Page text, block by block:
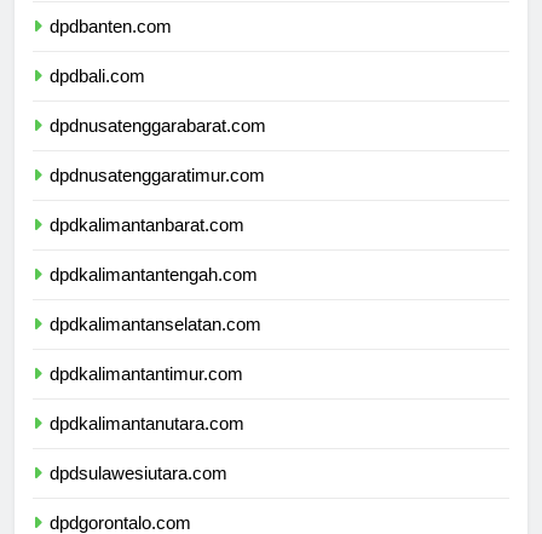
dpdbanten.com
dpdbali.com
dpdnusatenggarabarat.com
dpdnusatenggaratimur.com
dpdkalimantanbarat.com
dpdkalimantantengah.com
dpdkalimantanselatan.com
dpdkalimantantimur.com
dpdkalimantanutara.com
dpdsulawesiutara.com
dpdgorontalo.com